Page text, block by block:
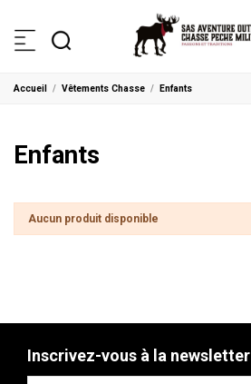
Accueil Vêtements Chasse Enfants
Enfants
Aucun produit disponible
Inscrivez-vous à la newsletter